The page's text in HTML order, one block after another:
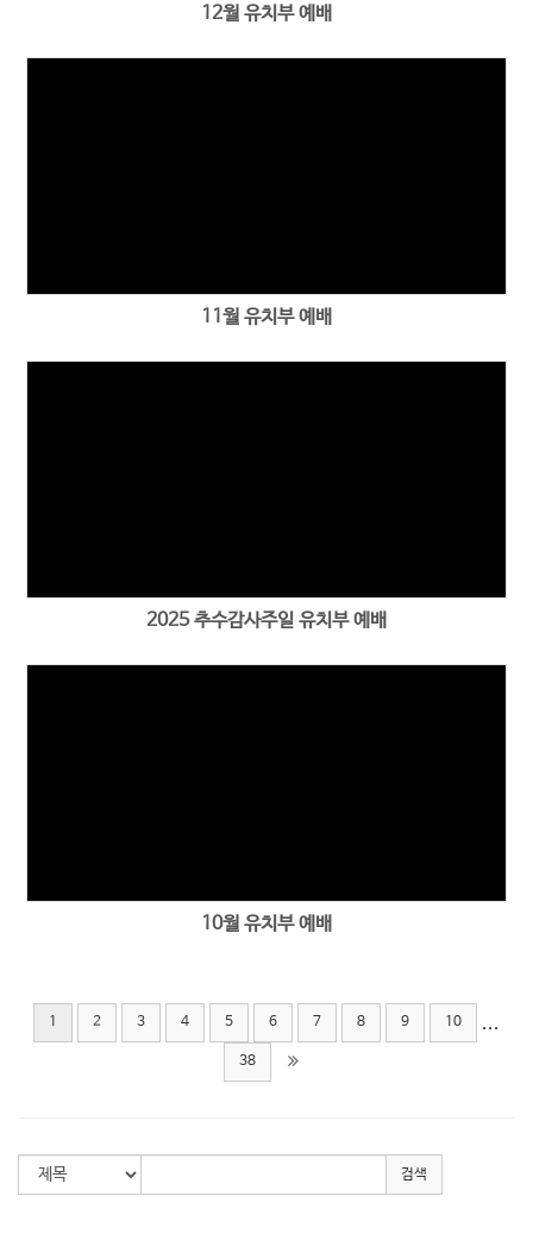
12월 유치부 예배
11월 유치부 예배
2025 추수감사주일 유치부 예배
10월 유치부 예배
1 2 3 4 5 6 7 8 9 10 ...
38
검색